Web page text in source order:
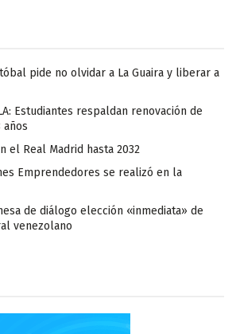
pide no olvidar a La Guaira y liberar a
Estudiantes respaldan renovación de
años
el Real Madrid hasta 2032
Emprendedores se realizó en la
de diálogo elección «inmediata» de
venezolano